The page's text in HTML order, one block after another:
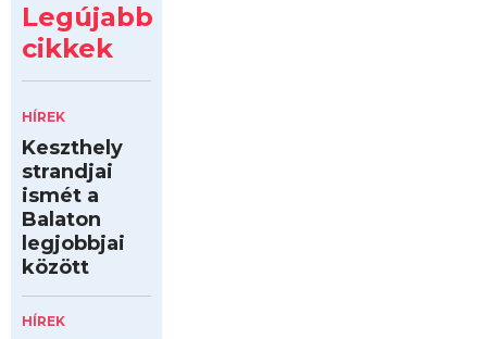
Legújabb
cikkek
HÍREK
Keszthely
strandjai
ismét a
Balaton
legjobbjai
között
HÍREK